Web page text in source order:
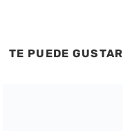
TE PUEDE GUSTAR